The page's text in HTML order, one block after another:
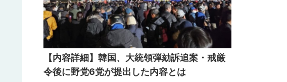
【内容詳細】韓国、大統領弾劾訴追案・戒厳
令後に野党6党が提出した内容とは